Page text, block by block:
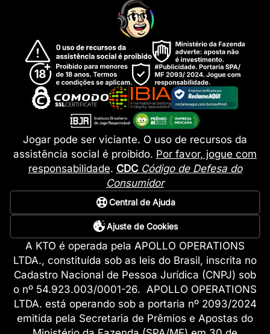
Jogar pode ser viciante. O uso de recursos da
assistência social é proibido. Por favor, jogue com
responsabilidade. CDC Código de Defesa do
Consumidor
Central de Ajuda
Ajuste de Cookies
A KTO é operada pela APOLLO OPERATIONS
LTDA., constituída sob as leis do Brasil, inscrita no
Cadastro Nacional de Pessoa Jurídica (CNPJ) sob
o nº 54.923.003/0001-26. APOLLO OPERATIONS
LTDA. está operando sob a portaria nº 2093/2024
emitida pela Secretaria de Prêmios e Apostas do